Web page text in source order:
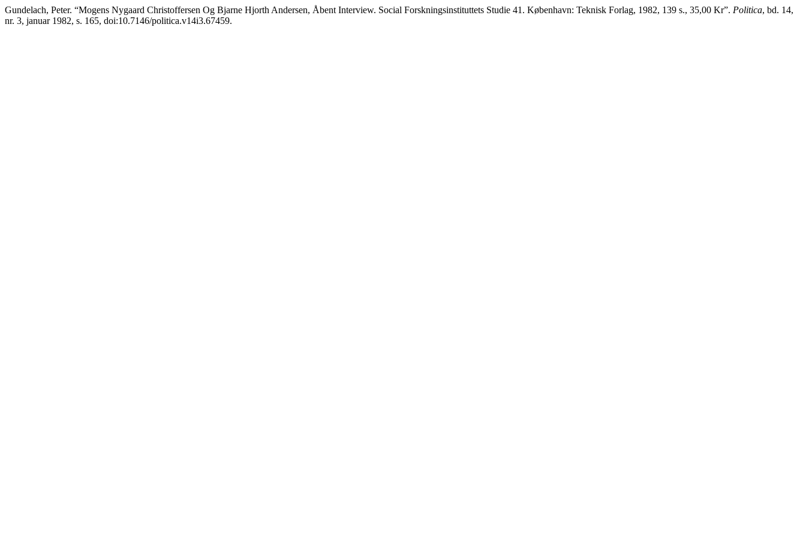
Gundelach, Peter. “Mogens Nygaard Christoffersen Og Bjarne Hjorth Andersen, Åbent Interview. Social Forskningsinstituttets Studie 41. København: Teknisk Forlag, 1982, 139 s., 35,00 Kr”. Politica, bd. 14,
nr. 3, januar 1982, s. 165, doi:10.7146/politica.v14i3.67459.